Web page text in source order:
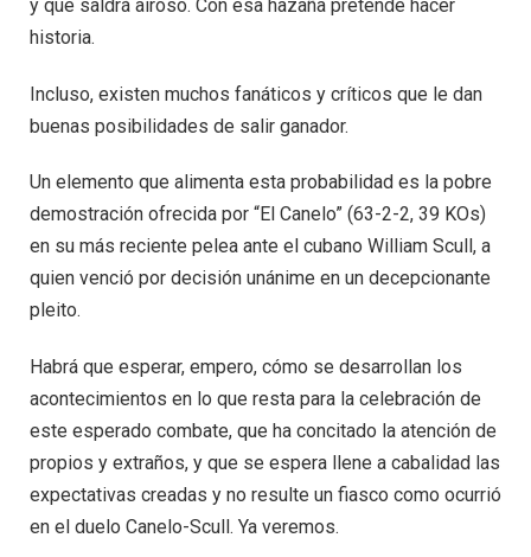
y que saldrá airoso. Con esa hazaña pretende hacer
historia.
Incluso, existen muchos fanáticos y críticos que le dan
buenas posibilidades de salir ganador.
Un elemento que alimenta esta probabilidad es la pobre
demostración ofrecida por “El Canelo” (63-2-2, 39 KOs)
en su más reciente pelea ante el cubano William Scull, a
quien venció por decisión unánime en un decepcionante
pleito.
Habrá que esperar, empero, cómo se desarrollan los
acontecimientos en lo que resta para la celebración de
este esperado combate, que ha concitado la atención de
propios y extraños, y que se espera llene a cabalidad las
expectativas creadas y no resulte un fiasco como ocurrió
en el duelo Canelo-Scull. Ya veremos.